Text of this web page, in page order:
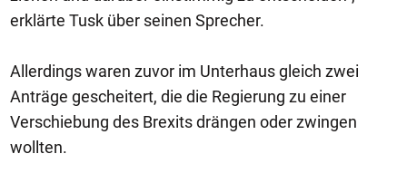
erklärte Tusk über seinen Sprecher.
Allerdings waren zuvor im Unterhaus gleich zwei
Anträge gescheitert, die die Regierung zu einer
Verschiebung des Brexits drängen oder zwingen
wollten.